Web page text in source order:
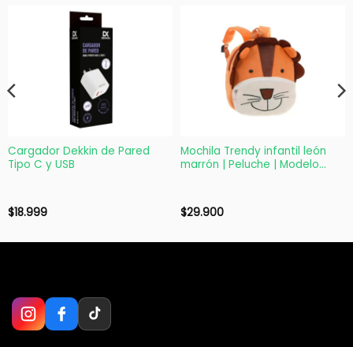
Cargador Dekkin de Pared
Tipo C y USB
$18.999
Mochila Trendy infantil león
marrón | Peluche | Modelo
$29.900